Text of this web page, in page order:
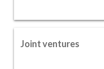
Joint ventures